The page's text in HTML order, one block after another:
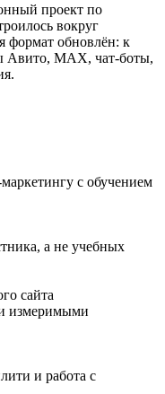
проект по
вокруг
формат обновлён: к
Авито, MAX, чат-боты,
с обучением
а не учебных
сайта
измеримыми
и работа с